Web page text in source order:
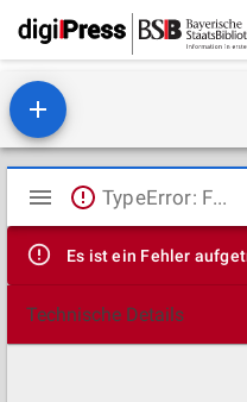
Mirador
Viewer
TypeError: Failed to fetch
Es ist ein Fehler
Technische Details